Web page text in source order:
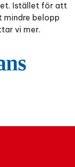
Istället för att
mindre belopp
vi mer.